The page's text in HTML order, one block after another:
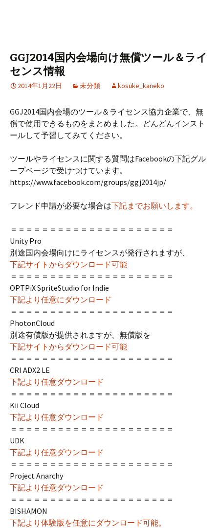
GGJ2014国内会場向け無償ツール＆ライ
センス情報
2014年1月22日 未分類 kosuke_kaneko
GGJ2014国内会場のツール＆ライセンス協力企業で、無
償で使用できるものをまとめました。どんどんインスト
ールして予習してみてください。
ツールやライセンスに関する質問はFacebookの下記グル
ープページで受けつけています。
https://www.facebook.com/groups/ggj2014jp/
フレンド申請が必要な場合は下記までお願いします。
＝＝＝＝＝＝＝＝＝＝＝＝＝＝＝＝＝＝＝＝＝
Unity Pro
別途国内会場向けにライセンスが発行されますが、
下記サイトからダウンロード可能
＝＝＝＝＝＝＝＝＝＝＝＝＝＝＝＝＝＝＝＝＝
OPTPiX SpriteStudio for Indie
下記より任意にダウンロード
＝＝＝＝＝＝＝＝＝＝＝＝＝＝＝＝＝＝＝＝＝
PhotonCloud
別途有償版が提供されますが、無償版を
下記サイトからダウンロード可能
＝＝＝＝＝＝＝＝＝＝＝＝＝＝＝＝＝＝＝＝＝
CRI ADX2 LE
下記より任意ダウンロード
＝＝＝＝＝＝＝＝＝＝＝＝＝＝＝＝＝＝＝＝＝
Kii Cloud
下記より任意ダウンロード
＝＝＝＝＝＝＝＝＝＝＝＝＝＝＝＝＝＝＝＝＝
UDK
下記より任意ダウンロード
＝＝＝＝＝＝＝＝＝＝＝＝＝＝＝＝＝＝＝＝＝
Project Anarchy
下記より任意ダウンロード
＝＝＝＝＝＝＝＝＝＝＝＝＝＝＝＝＝＝＝＝＝
BISHAMON
下記より体験版を任意にダウンロード可能。